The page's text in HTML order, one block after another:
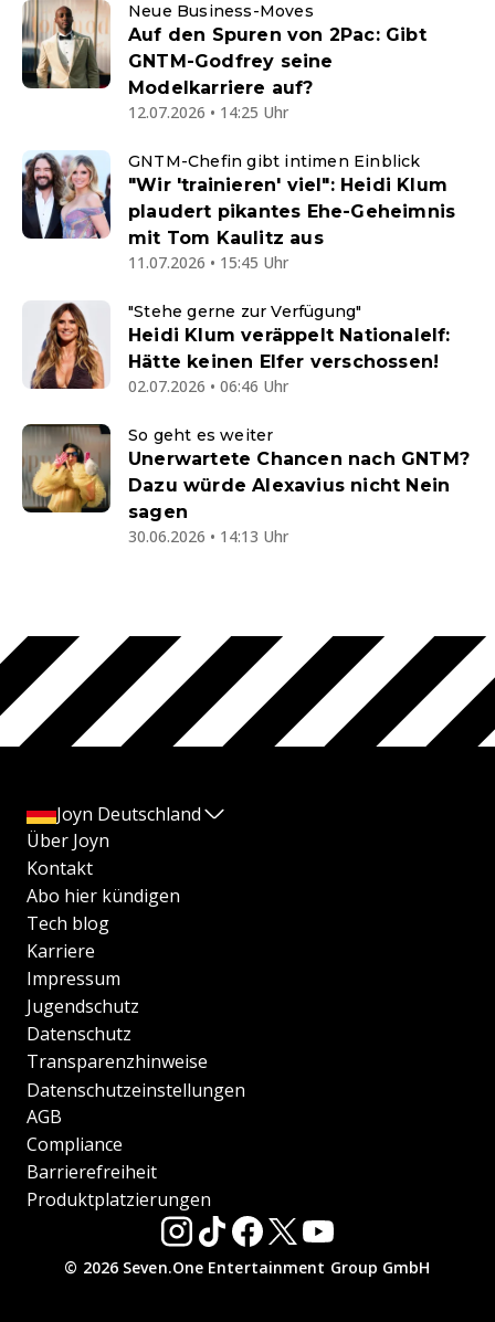
Neue Business-Moves
Auf den Spuren von 2Pac: Gibt
GNTM-Godfrey seine
Modelkarriere auf?
12.07.2026 • 14:25 Uhr
GNTM-Chefin gibt intimen Einblick
"Wir 'trainieren' viel": Heidi Klum
plaudert pikantes Ehe-Geheimnis
mit Tom Kaulitz aus
11.07.2026 • 15:45 Uhr
"Stehe gerne zur Verfügung"
Heidi Klum veräppelt Nationalelf:
Hätte keinen Elfer verschossen!
02.07.2026 • 06:46 Uhr
So geht es weiter
Unerwartete Chancen nach GNTM?
Dazu würde Alexavius nicht Nein
sagen
30.06.2026 • 14:13 Uhr
Joyn Deutschland
Über Joyn
Kontakt
Abo hier kündigen
Tech blog
Karriere
Impressum
Jugendschutz
Datenschutz
Transparenzhinweise
Datenschutzeinstellungen
AGB
Compliance
Barrierefreiheit
Produktplatzierungen
© 2026 Seven.One Entertainment Group GmbH